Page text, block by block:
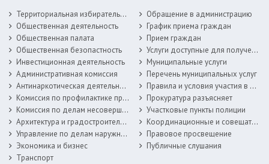
Территориальная избирательная комиссия
Общественная деятельность
Общественная палата
Общественная безопастность
Инвестиционная деятельность
Административная комиссия
Антинаркотическая деятельность
Комиссия по профилактике правонарушений
Комиссия по делам несовершеннолетних
Архитектура и градостроительство
Управление по делам наружной рекламы
Экономика и бизнес
Транспорт
Обращение в администрацию
График приема граждан
Прием граждан
Услуги доступные для получения в электронной форме
Муниципальные услуги
Перечень муниципальных услуг
Правила и условия участия в жилищных программах
Прокуратура разъясняет
Участковые пункты полиции
Координационные и совещательные органы
Правовое просвещение
Публичные слушания